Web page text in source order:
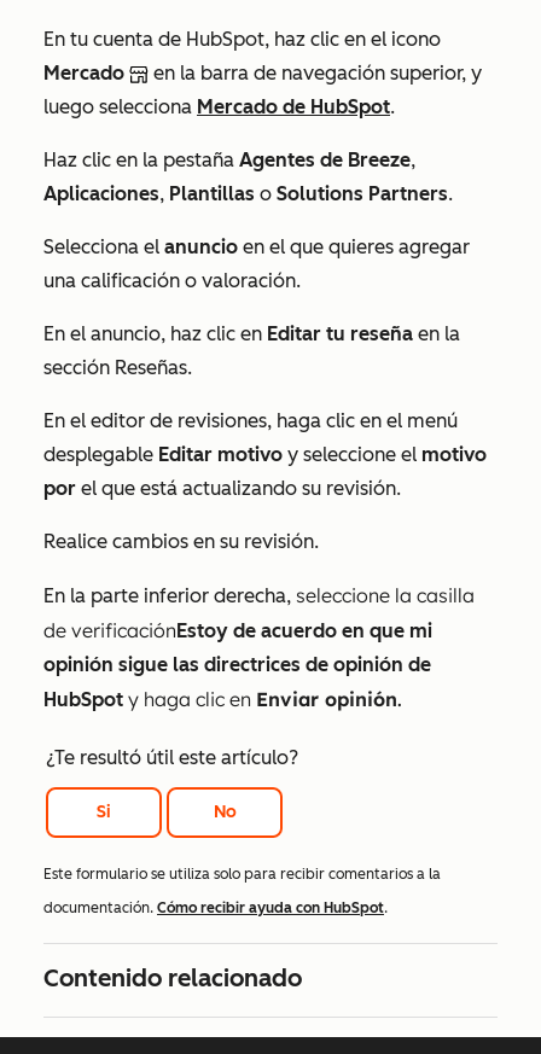
En tu cuenta de HubSpot, haz clic en el icono
Mercado
en la barra de navegación superior, y
luego selecciona Mercado de HubSpot.
Haz clic en la pestaña Agentes de Breeze,
Aplicaciones, Plantillas o Solutions Partners.
Selecciona el anuncio en el que quieres agregar
una calificación o valoración.
En el anuncio, haz clic en Editar tu reseña en la
sección Reseñas.
En el editor de revisiones, haga clic en el menú
desplegable Editar motivo y seleccione el motivo
por el que está actualizando su revisión.
Realice cambios en su revisión.
En la parte inferior derecha, seleccione la casilla
de verificaciónEstoy de acuerdo en que mi
opinión sigue las directrices de opinión de
HubSpot y haga clic en Enviar opinión.
¿Te resultó útil este artículo?
Si No
Este formulario se utiliza solo para recibir comentarios a la
documentación. Cómo recibir ayuda con HubSpot.
Contenido relacionado